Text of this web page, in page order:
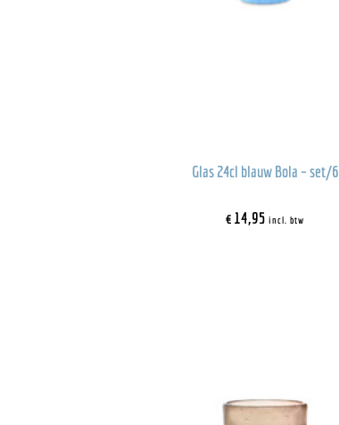
Glas 24cl blauw Bola – set/6
€14,95 incl. btw